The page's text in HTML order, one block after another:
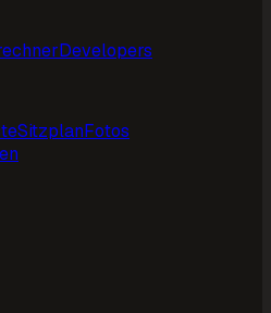
Developers
SitzplanFotos